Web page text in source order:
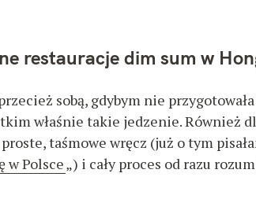
restauracje dim sum w
sobą, gdybym nie
właśnie takie jedzenie. Również
taśmowe wręcz (już o tym
w Polsce„) i cały proces od razu
j
: